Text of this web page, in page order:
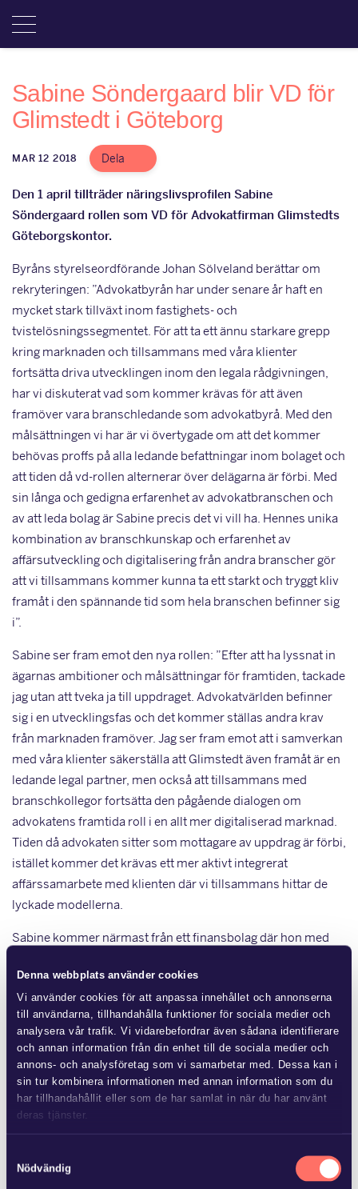
Denna webbplats använder cookies
Vi använder cookies för att anpassa innehållet och annonserna
till användarna, tillhandahålla funktioner för sociala medier och
analysera vår trafik. Vi vidarebefordrar även sådana identifierare
och annan information från din enhet till de sociala medier och
annons- och analysföretag som vi samarbetar med. Dessa kan i
sin tur kombinera informationen med annan information som du
har tillhandahållit eller som de har samlat in när du har använt
deras tjänster.
oss och på vilket sätt vi behandlar personuppgifter.
Nödvändig
Sabine Söndergaard blir VD för
Glimstedt i Göteborg
MAR 12 2018 Dela
Den 1 april tillträder näringslivsprofilen Sabine
Söndergaard rollen som VD för Advokatfirman Glimstedts
Göteborgskontor.
Byråns styrelseordförande Johan Sölveland berättar om
rekryteringen: ”Advokatbyrån har under senare år haft en
mycket stark tillväxt inom fastighets- och
tvistelösningssegmentet. För att ta ett ännu starkare grepp
kring marknaden och tillsammans med våra klienter
fortsätta driva utvecklingen inom den legala rådgivningen,
har vi diskuterat vad som kommer krävas för att även
framöver vara branschledande som advokatbyrå. Med den
målsättningen vi har är vi övertygade om att det kommer
behövas proffs på alla ledande befattningar inom bolaget och
att tiden då vd-rollen alternerar över delägarna är förbi. Med
sin långa och gedigna erfarenhet av advokatbranschen och
av att leda bolag är Sabine precis det vi vill ha. Hennes unika
kombination av branschkunskap och erfarenhet av
affärsutveckling och digitalisering från andra branscher gör
att vi tillsammans kommer kunna ta ett starkt och tryggt kliv
framåt i den spännande tid som hela branschen befinner sig
i”.
Sabine ser fram emot den nya rollen: ”Efter att ha lyssnat in
ägarnas ambitioner och målsättningar för framtiden, tackade
jag utan att tveka ja till uppdraget. Advokatvärlden befinner
sig i en utvecklingsfas och det kommer ställas andra krav
från marknaden framöver. Jag ser fram emot att i samverkan
med våra klienter säkerställa att Glimstedt även framåt är en
ledande legal partner, men också att tillsammans med
branschkollegor fortsätta den pågående dialogen om
advokatens framtida roll i en allt mer digitaliserad marknad.
Tiden då advokaten sitter som mottagare av uppdrag är förbi,
istället kommer det krävas ett mer aktivt integrerat
affärssamarbete med klienten där vi tillsammans hittar de
lyckade modellerna.
Sabine kommer närmast från ett finansbolag där hon med
chefsjurist och affärsutvecklingschef.
Den 1 april tillträder också jur kand Jonas Öjelid som under 9
år arbetat som bolagsjurist med inriktning på fastighets- och
processrätt.
Mer från Glimstedt